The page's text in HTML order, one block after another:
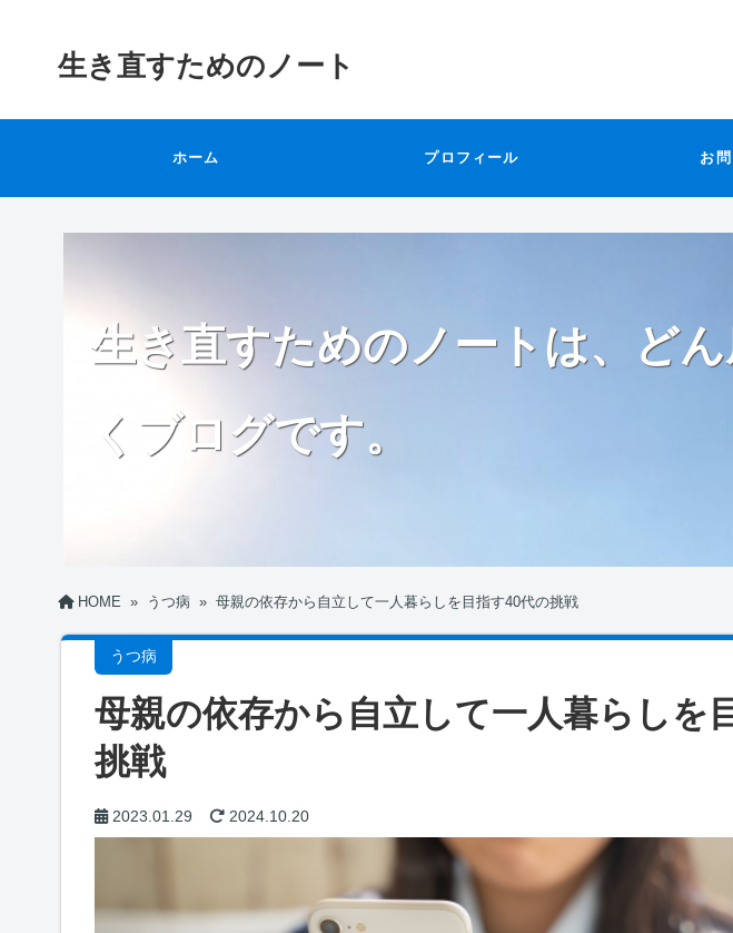
生き直すためのノート
ホーム プロフィール お
生き直すためのノートは、ど
くブログです。
HOME » うつ病 » 母親の依存から自立して一人暮らしを目指す40代の挑戦
うつ病
母親の依存から自立して一人暮らしを
挑戦
2023.01.29 2024.10.20